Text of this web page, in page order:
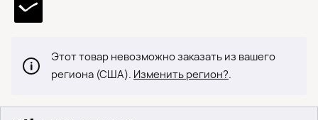
Этот товар невозможно заказать из вашего
региона (США). Изменить регион?.